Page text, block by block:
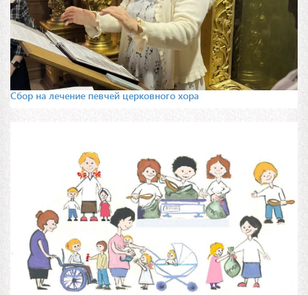
Сбор на лечение певчей церковного хора